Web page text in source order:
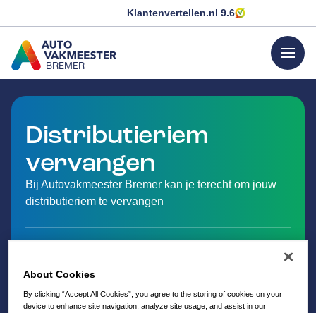
Klantenvertellen.nl 9.6
BREMER
GA NAAR DE HOMEPAGINA
menu
Distributieriem
vervangen
Bij Autovakmeester Bremer kan je terecht om jouw
distributieriem te vervangen
About Cookies
By clicking “Accept All Cookies”, you agree to the storing of cookies on your
device to enhance site navigation, analyze site usage, and assist in our